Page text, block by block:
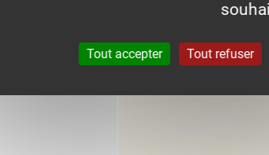
vous accompagne
Tout accepter Tout refuser